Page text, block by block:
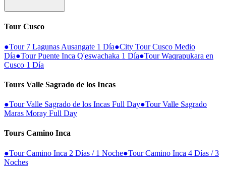
Tour Cusco
●Tour 7 Lagunas Ausangate 1 Día●City Tour Cusco Medio
Día●Tour Puente Inca Q'eswachaka 1 Día●Tour Waqrapukara en
Cusco 1 Día
Tours Valle Sagrado de los Incas
●Tour Valle Sagrado de los Incas Full Day●Tour Valle Sagrado
Maras Moray Full Day
Tours Camino Inca
●Tour Camino Inca 2 Días / 1 Noche●Tour Camino Inca 4 Días / 3
Noches